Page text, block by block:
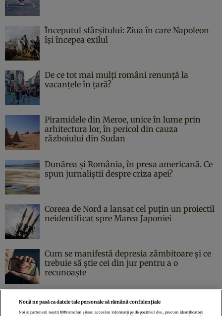
Începutul sfârşitului: Ziua în care Napoleon
îşi începea exilul
De ce tot mai mulți români renunță la
vacanțele în țară?
Piramidele din Meroe, unice în lume prin
arhitectura lor, în pericol din cauza
războiului din Sudan
Dunărea și România, în presa americană. Ce
spun jurnaliștii despre criza apei?
Coreea de Nord a lansat cel puțin un proiectil
neidentificat spre Marea Japoniei
Cum se manifestă depresia zâmbitoare și ce
trebuie să știe cei din jur pentru a o
recunoaște
Nouă ne pasă ca datele tale personale să rămână confidențiale
Noi și partenerii noștri1019 stocăm și/sau accesăm informații pe dispozitivul dvs., precum identificatorii